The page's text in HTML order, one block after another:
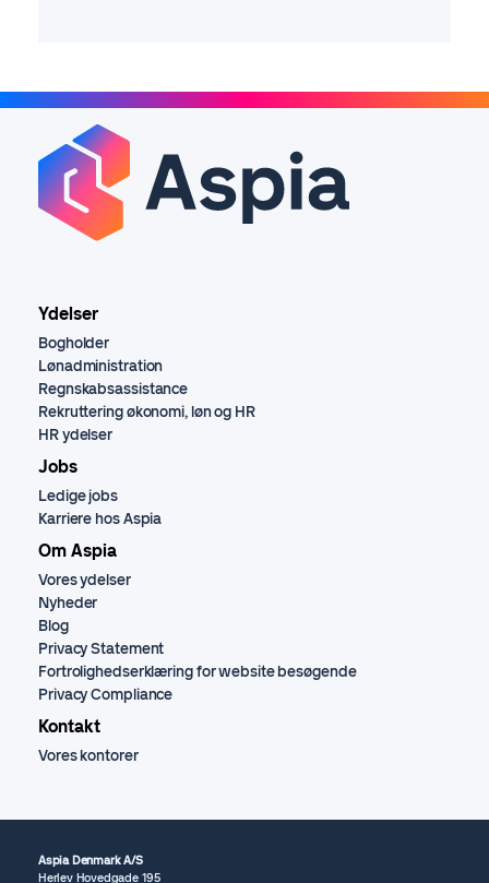
Ydelser
Bogholder
Lønadministration
Regnskabsassistance
Rekruttering økonomi, løn og HR
HR ydelser
Jobs
Ledige jobs
Karriere hos Aspia
Om Aspia
Vores ydelser
Nyheder
Blog
Privacy Statement
Fortrolighedserklæring for website besøgende
Privacy Compliance
Kontakt
Vores kontorer
Aspia Denmark A/S
Herlev Hovedgade 195